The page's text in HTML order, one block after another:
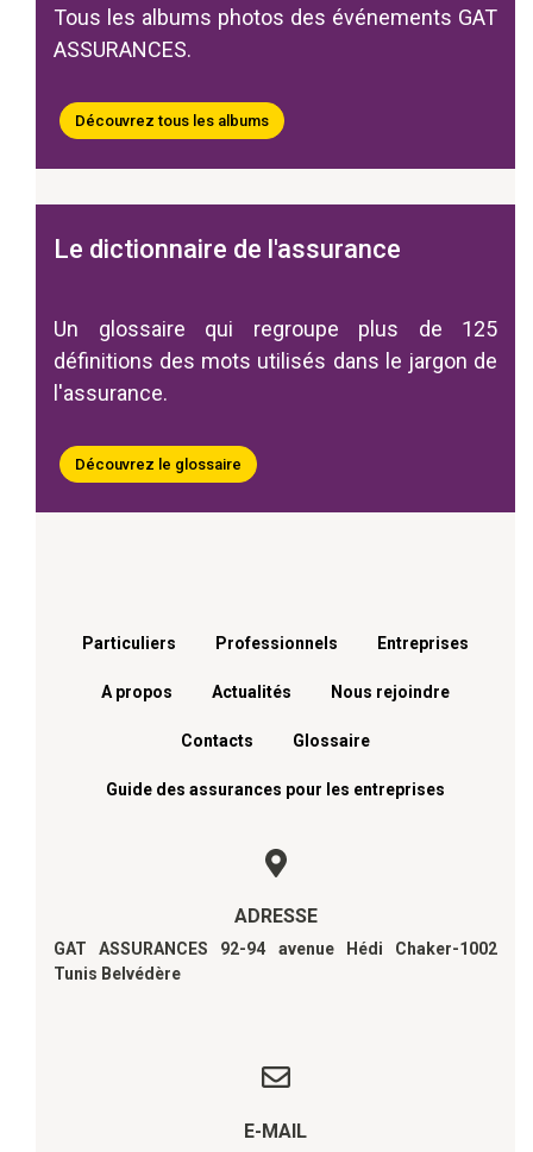
Tous les albums photos des événements GAT
ASSURANCES.
Découvrez tous les albums
Le dictionnaire de l'assurance
Un glossaire qui regroupe plus de 125
définitions des mots utilisés dans le jargon de
l'assurance.
Découvrez le glossaire
Menu footer
Particuliers Professionnels Entreprises
A propos Actualités Nous rejoindre
Contacts Glossaire
Guide des assurances pour les entreprises
ADRESSE
GAT ASSURANCES 92-94 avenue Hédi Chaker-1002
Tunis Belvédère
E-MAIL